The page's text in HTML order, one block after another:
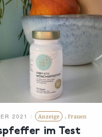
2021 Anzeige ,Frauen
im Test